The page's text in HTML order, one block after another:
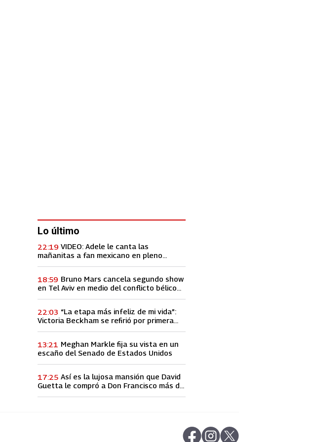
Lo último
VIDEO: Adele le canta las
mañanitas a fan mexicano en pleno
22:19
Bruno Mars cancela segundo show
en Tel Aviv en medio del conflicto bélico
18:59
“La etapa más infeliz de mi vida”:
Victoria Beckham se refirió por primera
22:03
Meghan Markle fija su vista en un
escaño del Senado de Estados Unidos
13:21
Así es la lujosa mansión que David
Guetta le compró a Don Francisco más de
17:25
abre en nueva pestaña
abre en nueva pestaña